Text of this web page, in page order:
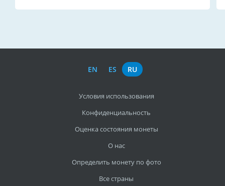
EN ES RU
Условия использования
Конфиденциальность
Оценка состояния монеты
О нас
Определить монету по фото
Все страны